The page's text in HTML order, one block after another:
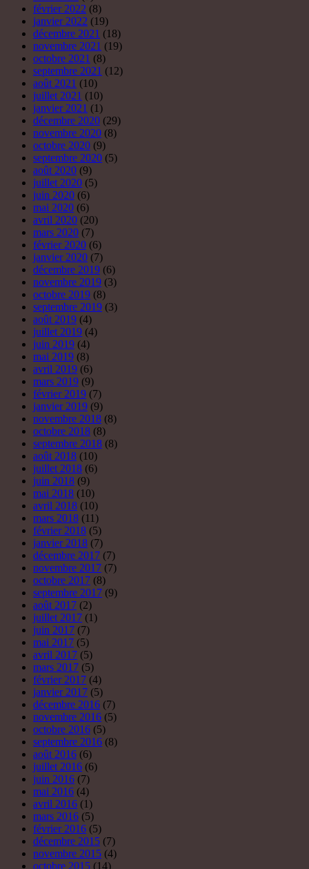
août 2020(9)
juillet 2020(5)
juin 2020(6)
mai 2020(6)
avril 2020(20)
mars 2020(7)
février 2020(6)
janvier 2020(7)
décembre 2019 (6)
novembre 2019(3)
octobre 2019(8)
septembre 2019(3)
août 2019(4)
juillet 2019(4)
juin 2019(4)
mai 2019(8)
avril 2019 (6)
mars 2019(9)
février 2019(7)
janvier 2019 (9)
novembre 2018(8)
octobre 2018(8)
septembre 2018 (8)
août 2018(10)
juillet 2018(6)
juin 2018(9)
mai 2018(10)
avril 2018(10)
mars 2018(11)
février 2018(5)
janvier 2018(7)
décembre 2017(7)
novembre 2017(7)
octobre 2017(8)
septembre 2017(9)
août 2017(2)
juillet 2017(1)
juin 2017(7)
mai 2017(5)
avril 2017 (5)
mars 2017(5)
février 2017(4)
janvier 2017 (5)
décembre 2016(7)
novembre 2016(5)
octobre 2016(5)
septembre 2016(8)
août 2016(6)
juillet 2016(6)
juin 2016(7)
mai 2016(4)
avril 2016 (1)
mars 2016(5)
février 2016(5)
décembre 2015(7)
novembre 2015(4)
octobre 2015(14)
septembre 2015 (15)
août 2015(14)
juillet 2015(12)
juin 2015(9)
mai 2015(10)
avril 2015(6)
mars 2015(3)
février 2015(7)
janvier 2015(7)
décembre 2014(4)
novembre 2014 (8)
octobre 2014(10)
septembre 2014(5)